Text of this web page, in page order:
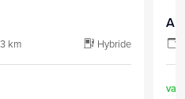
km Hybride
va.